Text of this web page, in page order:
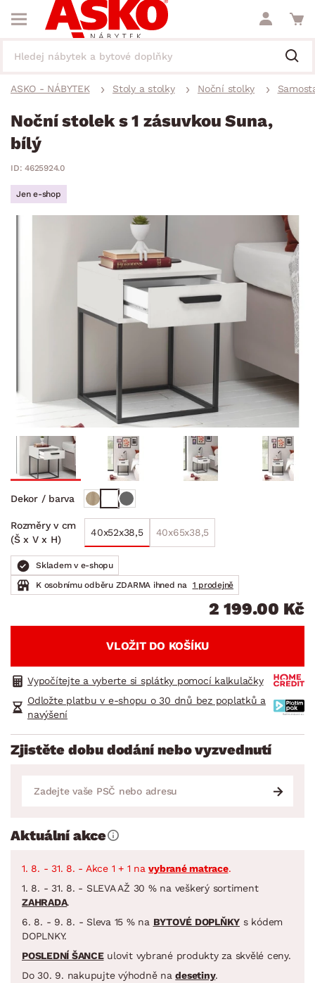
ASKO - NÁBYTEK Stoly a stolky Noční stolky
Noční stolek s 1 zásuvkou Suna,
bílý
ID: 4625924.0
Jen e-shop
Dekor / barva
Rozměry v cm
(Š x V x H)
40x52x38,5 40x65x38,5
Skladem v e-shopu
K osobnímu odběru ZDARMA ihned na
1 prodejně
2 199.00 Kč
VLOŽIT DO KOŠÍKU
Vypočítejte a vyberte si splátky pomocí kalkulačky
Odložte platbu v e-shopu o 30 dnů bez poplatků a
navýšení
Zjistěte dobu dodání nebo vyzvednutí
Aktuální akce
1. 8. - 31. 8. - Akce 1 + 1 navybrané matrace.
1. 8. - 31. 8. - SLEVA AŽ 30 % na veškerý sortiment
ZAHRADA.
6. 8. - 9. 8. - Sleva 15 % na BYTOVÉ DOPLŇKY s kódem
DOPLNKY.
POSLEDNÍ ŠANCEulovit vybrané produkty za skvělé ceny.
Do 30. 9. nakupujte výhodně nadesetiny.